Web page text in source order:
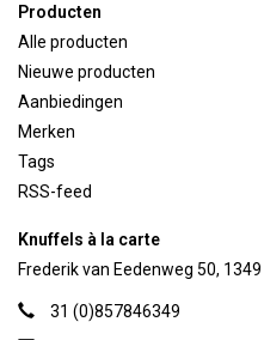
Producten
Alle producten
Nieuwe producten
Aanbiedingen
Merken
Tags
RSS-feed
Knuffels à la carte
Frederik van Eedenweg 50,
31 (0)857846349